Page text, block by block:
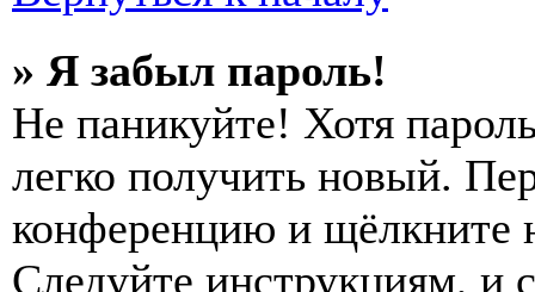
» Я забыл пароль!
Не паникуйте! Хотя
легко получить новый.
конференцию и щёлкните
Следуйте инструкциям, и